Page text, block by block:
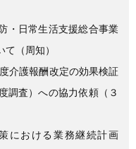
・日常生活支援総合事業
（周知）
介護報酬改定の効果検証
調査）への協力依頼（３
における業務継続計画